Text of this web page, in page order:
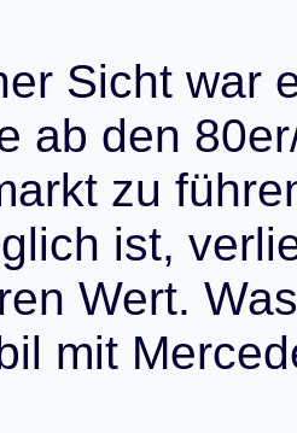
er Sicht war
ab den 80er
arkt zu führe
glich ist, verli
ren Wert. Was
il mit Merced